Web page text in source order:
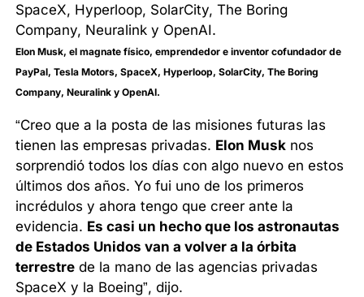
Elon Musk, el magnate físico, emprendedor e inventor cofundador de
PayPal, Tesla Motors, SpaceX, Hyperloop, SolarCity, The Boring
Company, Neuralink y OpenAI.
“Creo que a la posta de las misiones futuras las
tienen las empresas privadas. Elon Musk nos
sorprendió todos los días con algo nuevo en estos
últimos dos años. Yo fui uno de los primeros
incrédulos y ahora tengo que creer ante la
evidencia. Es casi un hecho que los astronautas
de Estados Unidos van a volver a la órbita
terrestre de la mano de las agencias privadas
SpaceX y la Boeing”, dijo.